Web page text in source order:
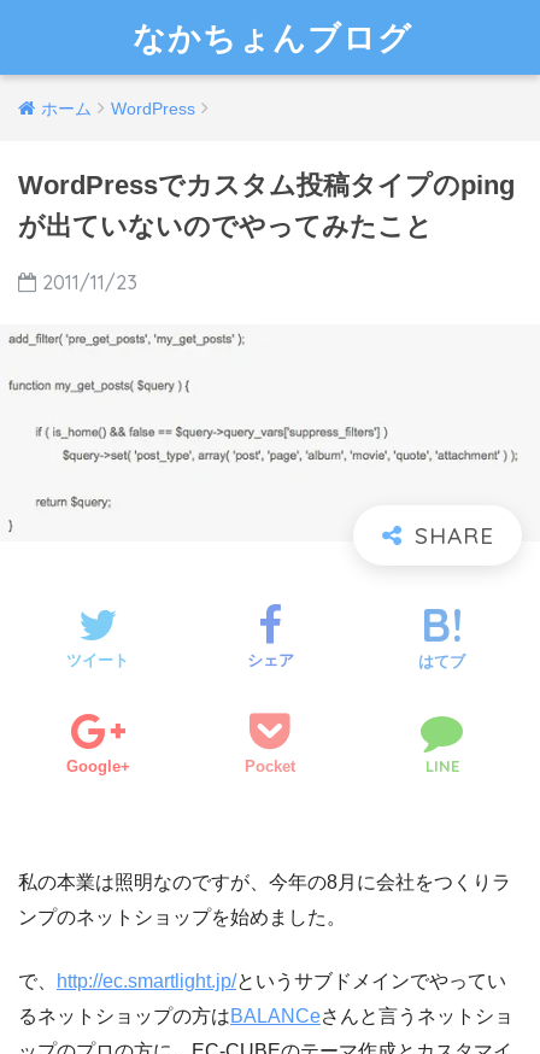
なかちょんブログ
ホーム WordPress
WordPressでカスタム投稿タイプのping
が出ていないのでやってみたこと
2011/11/23
ツイート シェア はてブ
Google+ Pocket LINE
私の本業は照明なのですが、今年の8月に会社をつくりラ
ンプのネットショップを始めました。
で、 http://ec.smartlight.jp/というサブドメインでやってい
るネットショップの方はBALANCeさんと言うネットショ